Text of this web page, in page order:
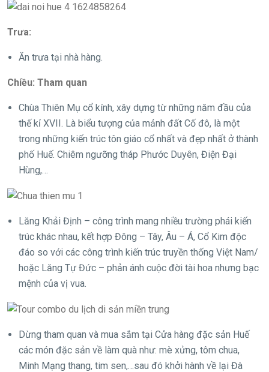
Trưa:
Ăn trưa tại nhà hàng.
Chiều: Tham quan
Chùa Thiên Mụ cổ kính, xây dựng từ những năm đầu của
thế kỉ XVII. Là biểu tượng của mảnh đất Cố đô, là một
trong những kiến trúc tôn giáo cổ nhất và đẹp nhất ở thành
phố Huế. Chiêm ngưỡng tháp Phước Duyên, Điện Đại
Hùng,…
Lăng Khải Định – công trình mang nhiều trường phái kiến
trúc khác nhau, kết hợp Đông – Tây, Âu – Á, Cổ Kim độc
đáo so với các công trình kiến trúc truyền thống Việt Nam/
hoặc Lăng Tự Đức – phản ánh cuộc đời tài hoa nhưng bạc
mệnh của vị vua.
Dừng tham quan và mua sắm tại Cửa hàng đặc sản Huế
các món đặc sản về làm quà như: mè xửng, tôm chua,
Minh Mạng thang, tim sen,…sau đó khởi hành về lại Đà